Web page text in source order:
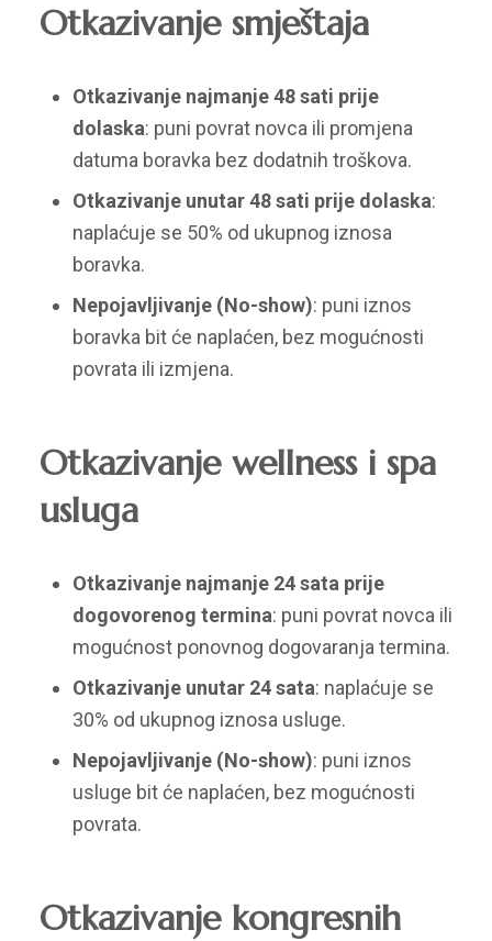
Otkazivanje smještaja
Otkazivanje najmanje 48 sati prije
dolaska: puni povrat novca ili promjena
datuma boravka bez dodatnih troškova.
Otkazivanje unutar 48 sati prije dolaska:
naplaćuje se 50% od ukupnog iznosa
boravka.
Nepojavljivanje (No-show): puni iznos
boravka bit će naplaćen, bez mogućnosti
povrata ili izmjena.
Otkazivanje wellness i spa
usluga
Otkazivanje najmanje 24 sata prije
dogovorenog termina: puni povrat novca ili
mogućnost ponovnog dogovaranja termina.
Otkazivanje unutar 24 sata: naplaćuje se
30% od ukupnog iznosa usluge.
Nepojavljivanje (No-show): puni iznos
usluge bit će naplaćen, bez mogućnosti
povrata.
Otkazivanje kongresnih